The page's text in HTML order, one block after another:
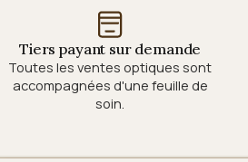
Tiers payant sur demande
Toutes les ventes optiques sont
accompagnées d'une feuille de
soin.